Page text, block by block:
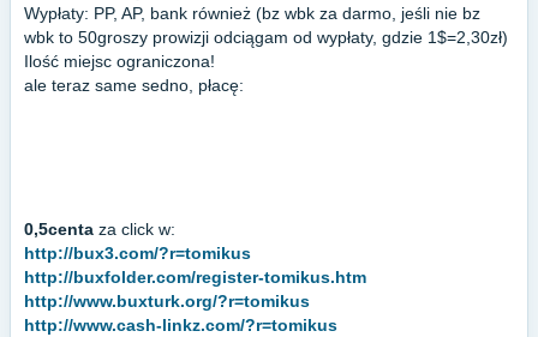
Wypłaty: PP, AP, bank również (bz wbk za darmo, jeśli nie bz
wbk to 50groszy prowizji odciągam od wypłaty, gdzie 1$=2,30zł)
Ilość miejsc ograniczona!
ale teraz same sedno, płacę:
0,5centa za click w:
http://bux3.com/?r=tomikus
http://buxfolder.com/register-tomikus.htm
http://www.buxturk.org/?r=tomikus
http://www.cash-linkz.com/?r=tomikus